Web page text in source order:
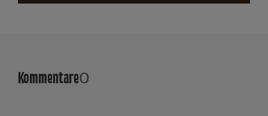
Kommentare0